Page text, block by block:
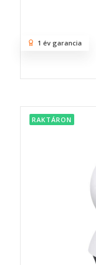
1 év garancia
RAKTÁRON